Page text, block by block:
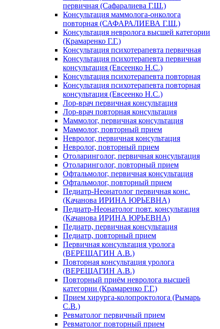
первичная (Сафаралиева Г.Ш.)
Консультация маммолога-онколога
повторная (САФАРАЛИЕВА Г.Ш.)
Консультация невролога высшей категории
(Крамаренко Г.Г.)
Консультация психотерапевта первичная
Консультация психотерапевта первичная
консультация (Евсеенко Н.С.)
Консультация психотерапевта повторная
Консультация психотерапевта повторная
консультация (Евсеенко Н.С.)
Лор-врач первичная консультация
Лор-врач повторная консультация
Маммолог, первичная консультация
Маммолог, повторный прием
Невролог, первичная консультация
Невролог, повторный прием
Отоларинголог, первичная консультация
Отоларинголог, повторный прием
Офтальмолог, первичная консультация
Офтальмолог, повторный прием
Педиатр-Неонатолог первичная конс.
(Качанова ИРИНА ЮРЬЕВНА)
Педиатр-Неонатолог повт. консультация
(Качанова ИРИНА ЮРЬЕВНА)
Педиатр, первичная консультация
Педиатр, повторный прием
Первичная консультация уролога
(ВЕРЕЩАГИН А.В.)
Повторная консультация уролога
(ВЕРЕЩАГИН А.В.)
Повторный приём невролога высшей
категории (Крамаренко Г.Г.)
Прием хирурга-колопроктолога (Рымарь
С.В.)
Ревматолог первичный прием
Ревматолог повторный прием